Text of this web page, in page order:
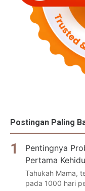
Postingan Paling
Pentingnya
Pertama
Tahukah Mama,
pada 1000 hari